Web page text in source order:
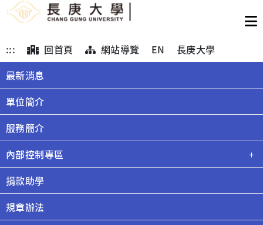
::: 回首頁 網站導覽 EN
長庚大學
最新消息
單位簡介
服務簡介
內部控制專區
捐款助學
規章辦法